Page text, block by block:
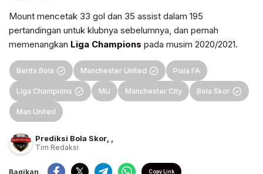
Mount mencetak 33 gol dan 35 assist dalam 195
pertandingan untuk klubnya sebelumnya, dan pernah
memenangkan Liga Champions pada musim 2020/2021.
Berita Bola Manchester United Piala FA
Liga Champions MU Manchester City Bola Skor
Man United
Prediksi Bola Skor
Tim Redaksi
Bagikan Copy Link